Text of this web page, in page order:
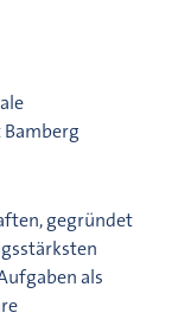
gegründet
als